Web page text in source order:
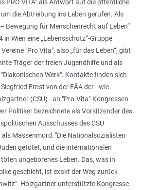
PRO VITA“ als Antwort auf die öffentliche
die Abtreibung ins Leben gerufen. Als
– Bewegung für Menschenrecht auf Leben“
in Wien eine „Lebensschutz“-Gruppe
"Pro Vita", also „für das Leben“, gibt
Träger der freien Jugendhilfe und als
Werk". Kontakte finden sich
Ernst von der EÄA der - wie
(CSU) - an "Pro-Vita"-Kongressen
Politiker bezeichnete als Vorsitzender des
Ausschusses des CSU
Massenmord: "Die Nationalsozialisten
getötet, und die internationalen
ungeborenes Leben. Das, was in
geschieht, ist exakt der Weg zurück
". Holzgartner unterstützte Kongresse